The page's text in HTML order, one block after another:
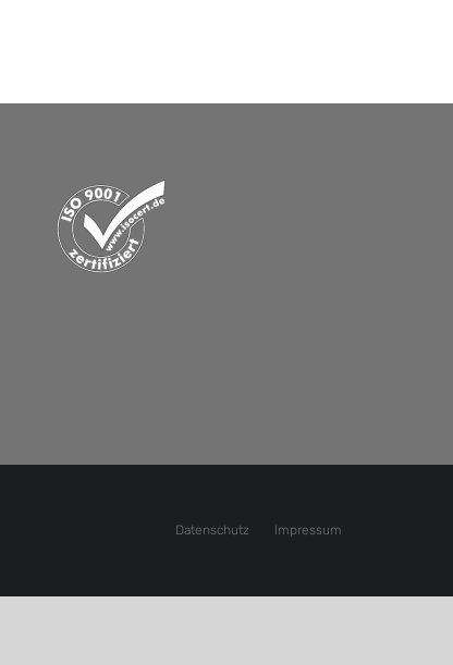
Datenschutz Impressum